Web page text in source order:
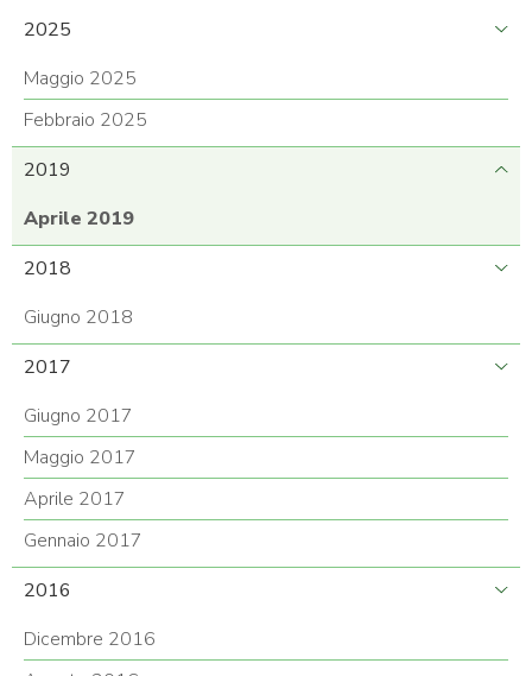
2025
Maggio 2025
Febbraio 2025
2019
Aprile 2019
2018
Giugno 2018
2017
Giugno 2017
Maggio 2017
Aprile 2017
Gennaio 2017
2016
Dicembre 2016